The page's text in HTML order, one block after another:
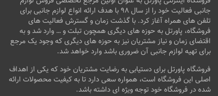
جانبی فعالیت خود را از سال ۹۸ با هدف ارائه انواع لوازم جانبی برای
تلفن های همراه آغاز کرد. با گذشت زمان و گسترش فعالیت های
فروشگاه، پاورتل به حوزه های دیگری همچون تبلت و … وارد شد و به
اقتضای زمان و نیاز مشتریان نیز به حوزه های دیگری که وجود یک مرجع
برای تهیه لوازم جانبی آن ضروری باشد وارد خواهد شد.
فروشگاه پاورتل برای دستیابی به رضایت مشتریان خود که یکی از اهداف
اصلی این فروشگاه است، همواره سعی دارد تا به کیفیت محصولات ارائه
شده در فروشگاه خود توجه ویژه ای داشته باشد.